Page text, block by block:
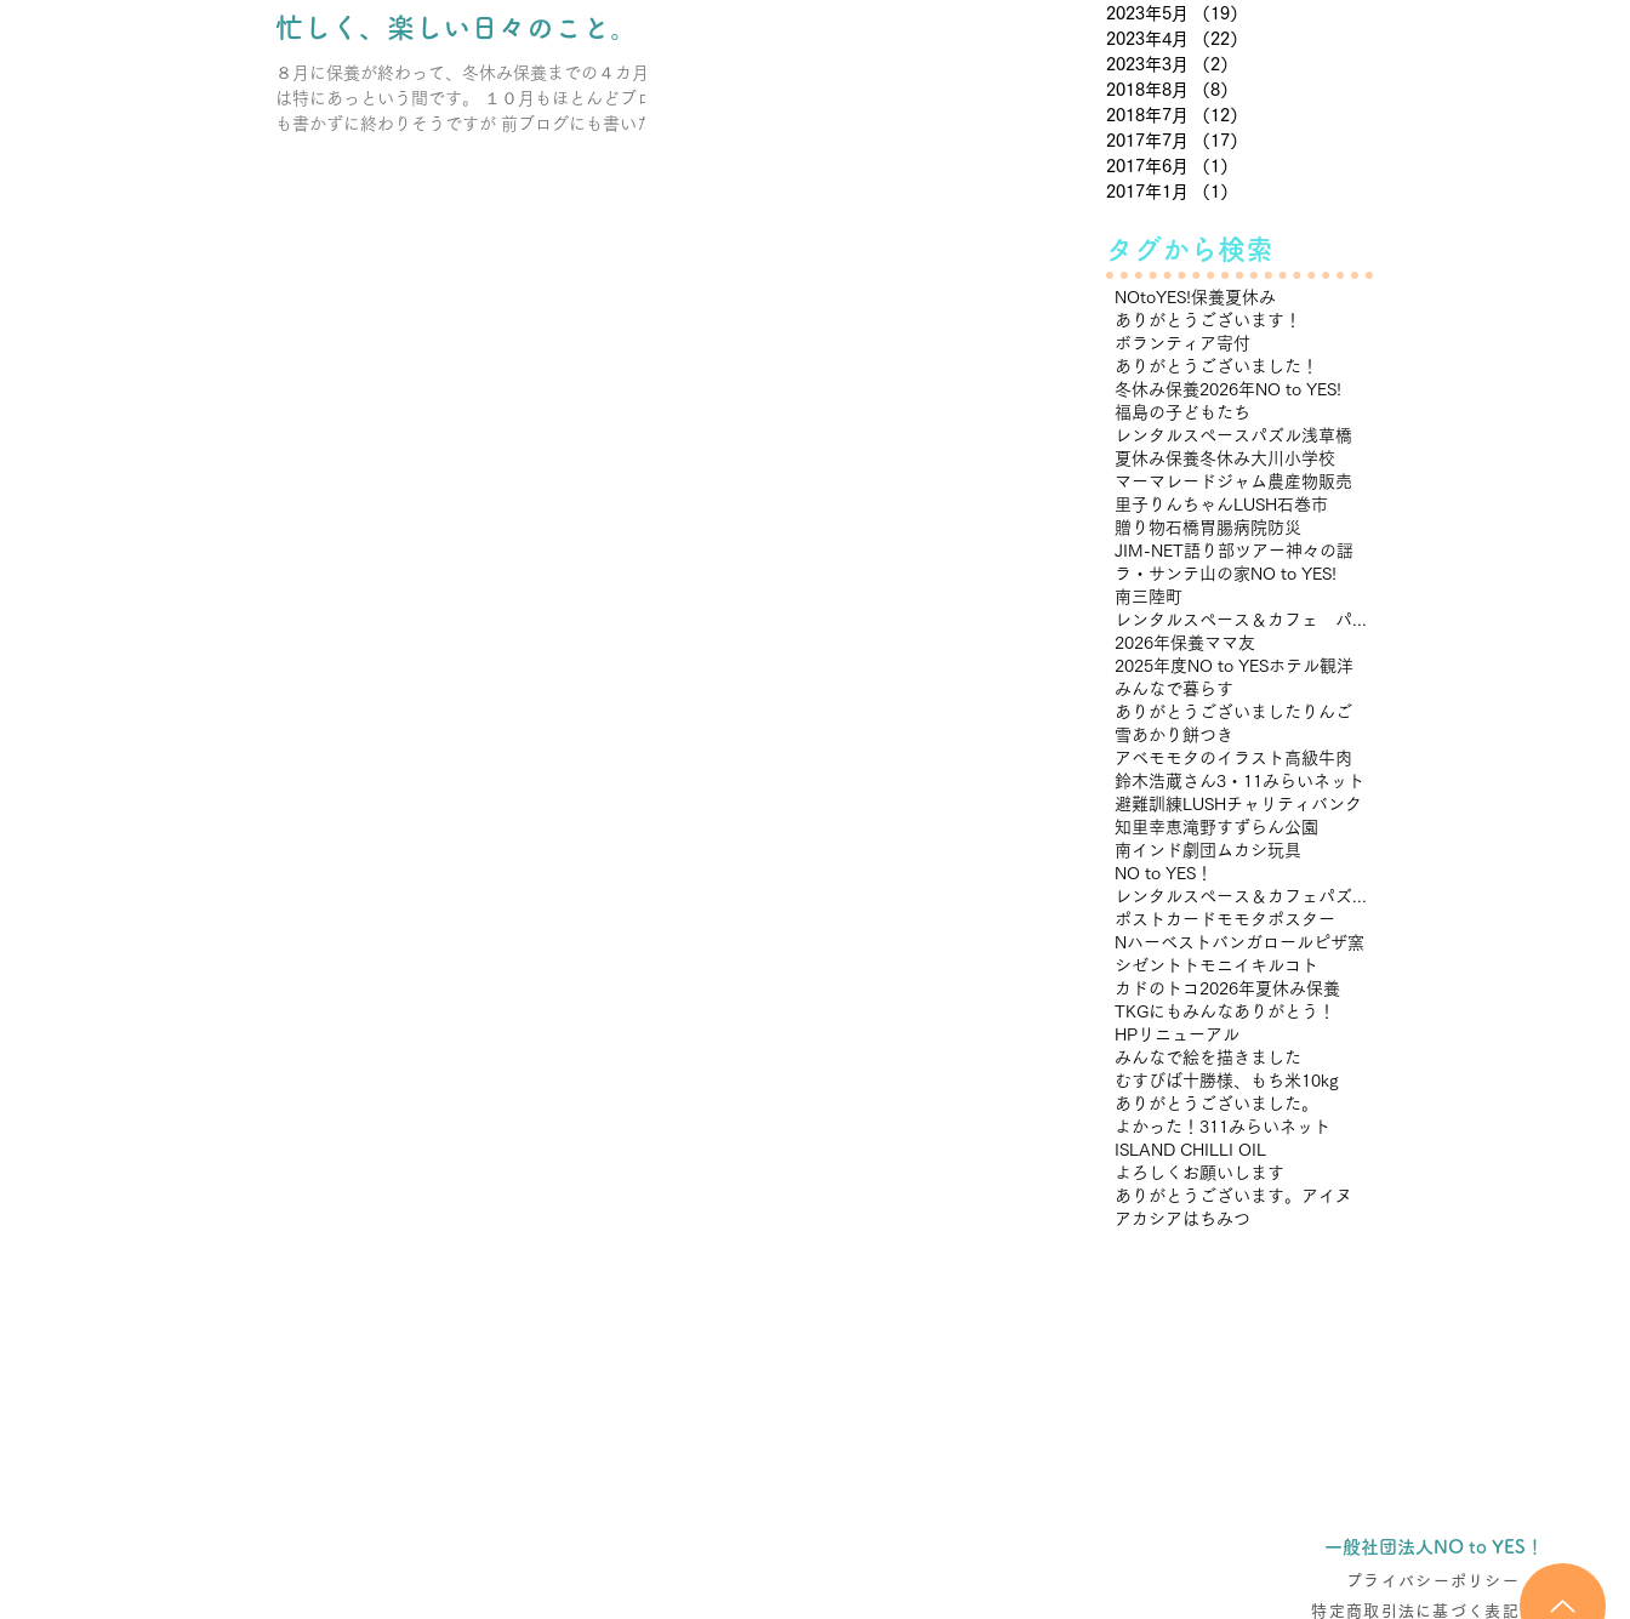
忙しく、楽しい日々のこと。
８月に保養が終わって、冬休み保養までの４カ月間
は特にあっという間です。 １０月もほとんどブログ
も書かずに終わりそうですが 前ブログにも書いたよ
2023年5月
（19）
2023年4月
（22）
2023年3月
（2）
2018年8月
（8）
2018年7月
（12）
2017年7月
（17）
2017年6月
（1）
2017年1月
（1）
タグから検索
NOtoYES!保養夏休み
ありがとうございます！
ボランティア 寄付
ありがとうございました！
冬休み保養2026年NO to YES!
福島の子どもたち
レンタルスペースパズル浅草橋
夏休み保養冬休み大川小学校
マーマレードジャム 農産物販売
里子 りんちゃん LUSH石巻市
贈り物石橋胃腸病院防災
JIM-NET語り部ツアー神々の謡
ラ・サンテ山の家 NO to YES!
南三陸町
レンタルスペース＆カフェ パズル浅草橋
2026年保養ママ友
2025年度NO to YESホテル観洋
みんなで暮らす
ありがとうございました りんご
雪あかり 餅つき
アベモモタのイラスト 高級牛肉
鈴木浩蔵さん3・11みらいネット
避難訓練 LUSHチャリティバンク
知里幸恵滝野すずらん公園
南インド 劇団ムカシ玩具
NO to YES！
レンタルスペース＆カフェパズル浅草橋
ポストカード モモタ ポスター
Nハーベスト バンガロール ピザ窯
シゼントトモニイキルコト
カドのトコ 2026年夏休み保養
TKGにも みんなありがとう！
HPリニューアル
みんなで絵を描きました
むすびば十勝様、
もち米10kg
ありがとうございました。
よかった！ 311みらいネット
ISLAND CHILLI OIL
よろしくお願いします
ありがとうございます。
アイヌ
アカシアはちみつ
一般社団法人NO to YES！
プライバシーポリシー
特定商取引法に基づく表記